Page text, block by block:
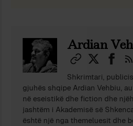
Ardian
Shkrimtari,
gjuhës shqipe Ardian Vehbiu,
në eseistikë dhe fiction dhe
jashtëm i Akademisë së
është një nga themeluesit dhe